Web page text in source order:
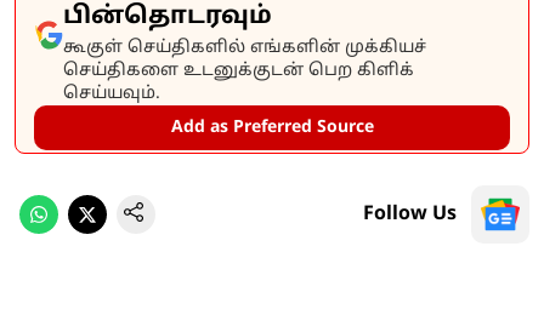
பின்தொடரவும்
கூகுள் செய்திகளில் எங்களின் முக்கியச்
செய்திகளை உடனுக்குடன் பெற கிளிக்
செய்யவும்.
Add as Preferred Source
Follow Us